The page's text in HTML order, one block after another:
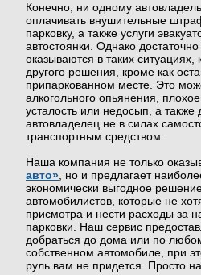
Конечно, ни одному
оплачивать внушительные
парковку, а также услуги
автостоянки. Однако
оказываются в таких ситуациях,
другого решения, кроме как
припаркованном месте. Это
алкогольного опьянения,
усталость или недосып, а также
автовладелец не в силах
транспортным средством.
Наша компания не только
авто» , но и предлагает
экономически выгодное
автомобилистов, которые не
присмотра и нести расходы за
парковки. Наш сервис
добраться до дома или по
собственном автомобиле, при
руль вам не придется. Просто